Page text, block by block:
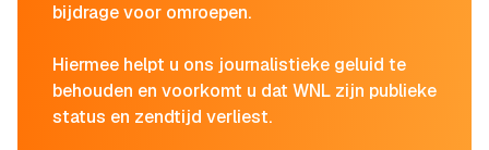
bijdrage voor omroepen.
Hiermee helpt u ons journalistieke geluid te
behouden en voorkomt u dat WNL zijn publieke
status en zendtijd verliest.